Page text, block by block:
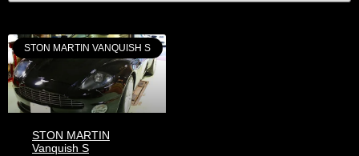
STON MARTIN VANQUISH S
STON MARTIN
Vanquish S